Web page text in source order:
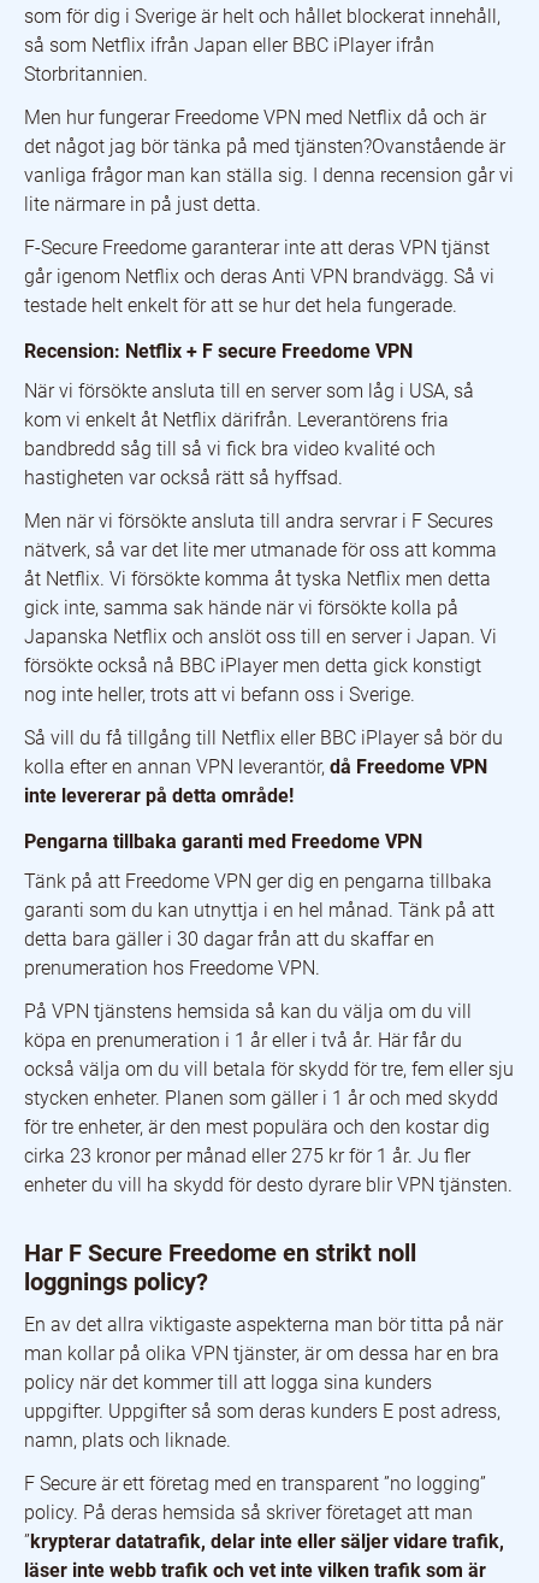
som för dig i Sverige är helt och hållet blockerat innehåll,
så som Netflix ifrån Japan eller BBC iPlayer ifrån
Storbritannien.
Men hur fungerar Freedome VPN med Netflix då och är
det något jag bör tänka på med tjänsten?Ovanstående är
vanliga frågor man kan ställa sig. I denna recension går vi
lite närmare in på just detta.
F-Secure Freedome garanterar inte att deras VPN tjänst
går igenom Netflix och deras Anti VPN brandvägg. Så vi
testade helt enkelt för att se hur det hela fungerade.
Recension: Netflix + F secure Freedome VPN
När vi försökte ansluta till en server som låg i USA, så
kom vi enkelt åt Netflix därifrån. Leverantörens fria
bandbredd såg till så vi fick bra video kvalité och
hastigheten var också rätt så hyffsad.
Men när vi försökte ansluta till andra servrar i F Secures
nätverk, så var det lite mer utmanade för oss att komma
åt Netflix. Vi försökte komma åt tyska Netflix men detta
gick inte, samma sak hände när vi försökte kolla på
Japanska Netflix och anslöt oss till en server i Japan. Vi
försökte också nå BBC iPlayer men detta gick konstigt
nog inte heller, trots att vi befann oss i Sverige.
Så vill du få tillgång till Netflix eller BBC iPlayer så bör du
kolla efter en annan VPN leverantör, då Freedome VPN
inte levererar på detta område!
Pengarna tillbaka garanti med Freedome VPN
Tänk på att Freedome VPN ger dig en pengarna tillbaka
garanti som du kan utnyttja i en hel månad. Tänk på att
detta bara gäller i 30 dagar från att du skaffar en
prenumeration hos Freedome VPN.
På VPN tjänstens hemsida så kan du välja om du vill
köpa en prenumeration i 1 år eller i två år. Här får du
också välja om du vill betala för skydd för tre, fem eller sju
stycken enheter. Planen som gäller i 1 år och med skydd
för tre enheter, är den mest populära och den kostar dig
cirka 23 kronor per månad eller 275 kr för 1 år. Ju fler
enheter du vill ha skydd för desto dyrare blir VPN tjänsten.
Har F Secure Freedome en strikt noll
loggnings policy?
En av det allra viktigaste aspekterna man bör titta på när
man kollar på olika VPN tjänster, är om dessa har en bra
policy när det kommer till att logga sina kunders
uppgifter. Uppgifter så som deras kunders E post adress,
namn, plats och liknade.
F Secure är ett företag med en transparent ”no logging”
policy. På deras hemsida så skriver företaget att man
”krypterar datatrafik, delar inte eller säljer vidare trafik,
läser inte webb trafik och vet inte vilken trafik som är